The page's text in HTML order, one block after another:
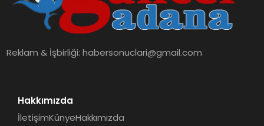
Reklam & İşbirliği:habersonuclari@gmail.com
Hakkımızda
İletişimKünyeHakkımızda